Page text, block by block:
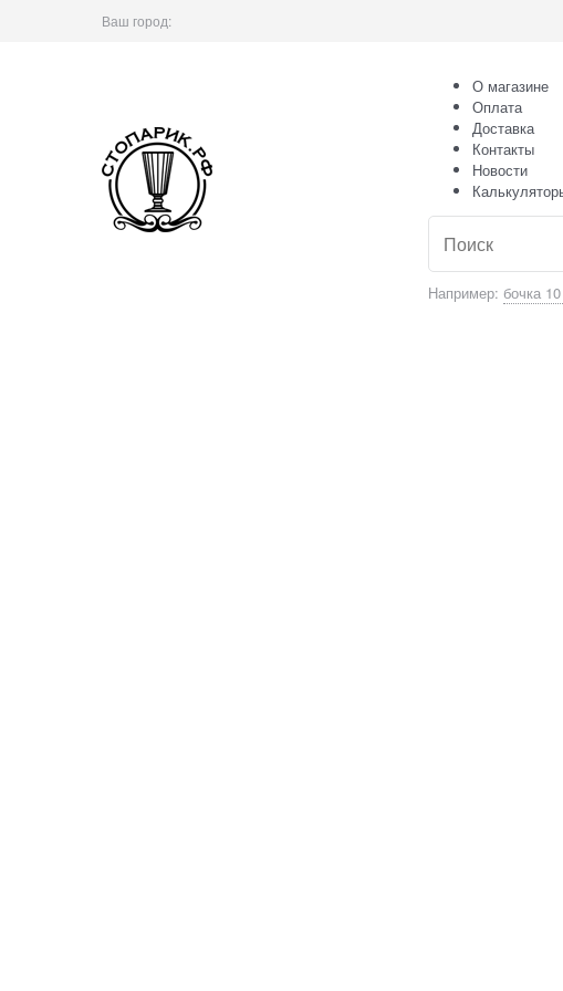
Ваш город:
О магазине
Оплата
Доставка
Контакты
Новости
Например: бочка